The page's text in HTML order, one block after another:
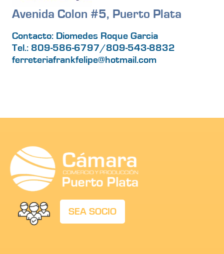
Avenida Colon #5, Puerto Plata
Contacto: Diomedes Roque Garcia
Tel.: 809-586-6797/809-543-8832
ferreteriafrankfelipe@hotmail.com
SEA SOCIO